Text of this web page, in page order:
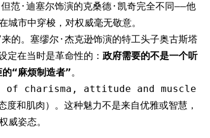
迪塞尔饰演的克桑德·凯奇完全不同——他
城市中穿梭，对权威毫无敬意。
的。塞缪尔·杰克逊饰演的特工头子奥古斯塔
定在当时是革命性的： 政府需要的不是一个听
“麻烦制造者”。
of charisma, attitude and muscle
肌肉）。这种魅力不是来自优雅或智慧，
威姿态。